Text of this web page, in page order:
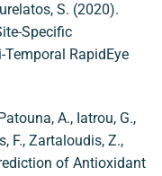
S. (2020).
Specific
RapidEye
A., Iatrou, G.,
F., Zartaloudis, Z.,
of Antioxidant